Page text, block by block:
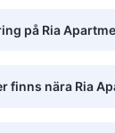
på Ria
finns nära Ria